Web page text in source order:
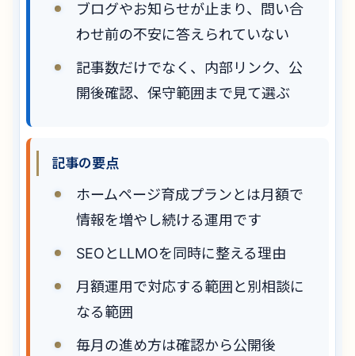
ブログやお知らせが止まり、問い合
わせ前の不安に答えられていない
記事数だけでなく、内部リンク、公
開後確認、保守範囲まで見て選ぶ
記事の要点
ホームページ育成プランとは月額で
情報を増やし続ける運用です
SEOとLLMOを同時に整える理由
月額運用で対応する範囲と別相談に
なる範囲
毎月の進め方は確認から公開後